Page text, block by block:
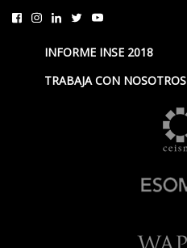
INFORME INSE 2018
TRABAJA CON NOSOTROS